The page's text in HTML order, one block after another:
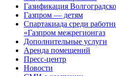
Газификация
Газпром — детям
Спартакиада среди
«Газпром межрегионгаз
Дополнительные услуги
Аренда помещений
Пресс-центр
Новости